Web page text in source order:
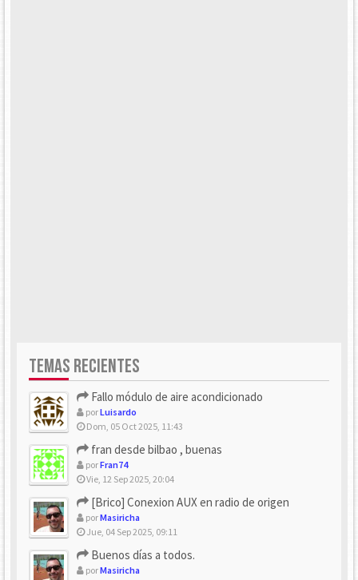
TEMAS RECIENTES
Fallo módulo de aire acondicionado
porLuisardo
Dom, 05 Oct 2025, 11:43
fran desde bilbao , buenas
porFran74
Vie, 12 Sep 2025, 20:04
[Brico] Conexion AUX en radio de origen
porMasiricha
Jue, 04 Sep 2025, 09:11
Buenos días a todos.
porMasiricha